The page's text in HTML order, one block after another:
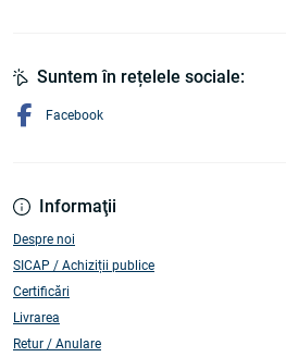
Informaţii
Despre noi
SICAP / Achiziții publice
Certificări
Livrarea
Retur / Anulare
Suntem în rețelele sociale:
Facebook